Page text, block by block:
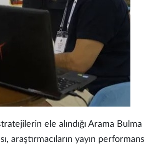
ele alındığı Arama Bulma
araştırmacıların yayın